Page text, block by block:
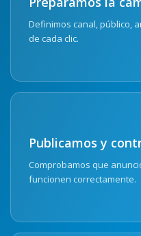
Definimos canal, público,
de cada clic.
Publicamos y
Comprobamos que
funcionen correctamente.